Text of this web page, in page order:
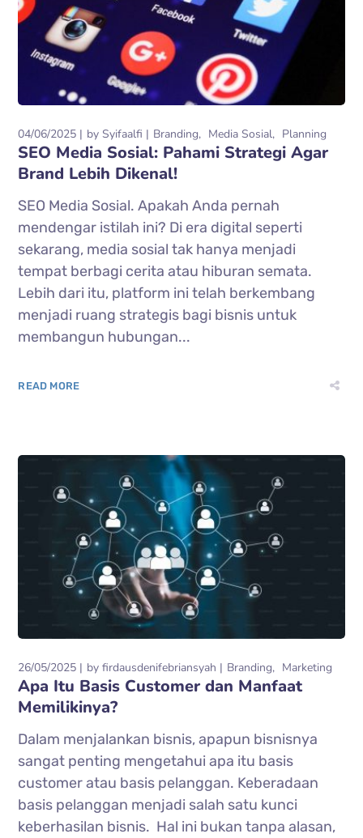
04/06/2025 bySyifaalfi Branding Media Sosial Planning
SEO Media Sosial: Pahami Strategi Agar
Brand Lebih Dikenal!
SEO Media Sosial. Apakah Anda pernah
mendengar istilah ini? Di era digital seperti
sekarang, media sosial tak hanya menjadi
tempat berbagi cerita atau hiburan semata.
Lebih dari itu, platform ini telah berkembang
menjadi ruang strategis bagi bisnis untuk
membangun hubungan...
READ MORE
26/05/2025 byfirdausdenifebriansyah Branding Marketing
Apa Itu Basis Customer dan Manfaat
Memilikinya?
Dalam menjalankan bisnis, apapun bisnisnya
sangat penting mengetahui apa itu basis
customer atau basis pelanggan. Keberadaan
basis pelanggan menjadi salah satu kunci
keberhasilan bisnis. Hal ini bukan tanpa alasan,